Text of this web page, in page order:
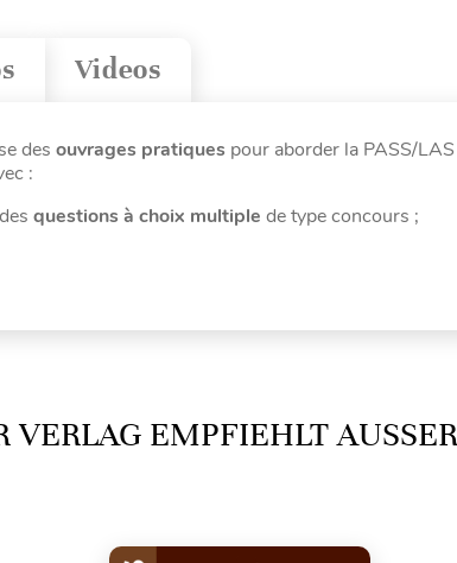
Videos
des ouvrages pratiques pour aborder la PASS/
:
questions à choix multiple de type concours ;
VERLAG EMPFIEHLT